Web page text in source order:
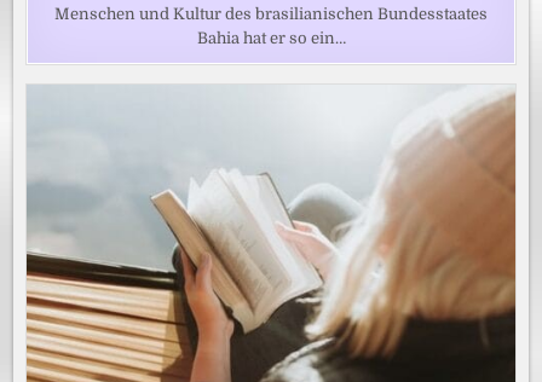
Menschen und Kultur des brasilianischen Bundesstaates
Bahia hat er so ein…